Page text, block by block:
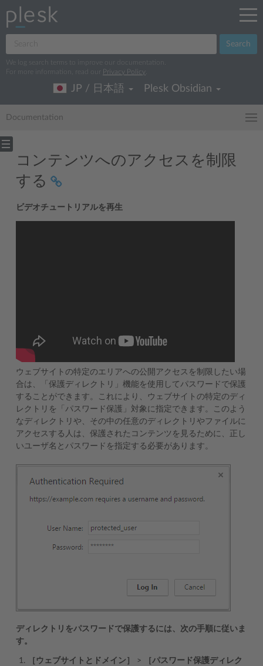
Search
We log search terms to improve our documentation.
For more information, read our
Privacy Policy
JP / 日本語 Plesk Obsidian
Documentation
コンテンツへのアクセスを制限
する
ビデオチュートリアルを再生
ウェブサイトの特定のエリアへの公開アクセスを制限したい場
合は、「保護ディレクトリ」機能を使用してパスワードで保護
することができます。これにより、ウェブサイトの特定のディ
レクトリを「パスワード保護」対象に指定できます。このよう
なディレクトリや、その中の任意のディレクトリやファイルに
アクセスする人は、保護されたコンテンツを見るために、正し
いユーザ名とパスワードを指定する必要があります。
ディレクトリをパスワードで保護するには、次の手順に従いま
す。
［ウェブサイトとドメイン］ >
［パスワード保護ディレク